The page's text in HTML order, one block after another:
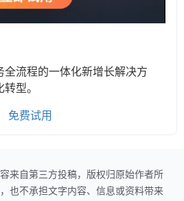
流程的一体化新增长解决方
型。
免费试用
来自第三方投稿，版权归原始作者所
也不承担文字内容、信息或资料带来